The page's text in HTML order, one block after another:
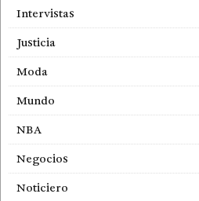
Intervistas
Justicia
Moda
Mundo
NBA
Negocios
Noticiero